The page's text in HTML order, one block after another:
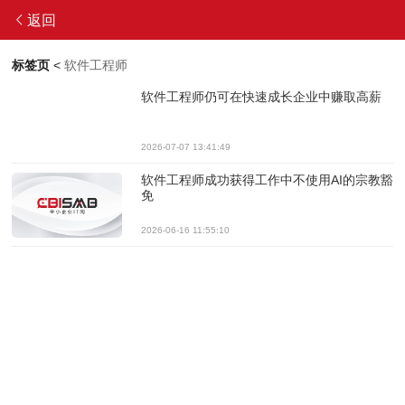
返回
标签页 <软件工程师
软件工程师仍可在快速成长企业中赚取高薪
2026-07-07 13:41:49
软件工程师成功获得工作中不使用AI的宗教豁
免
2026-06-16 11:55:10